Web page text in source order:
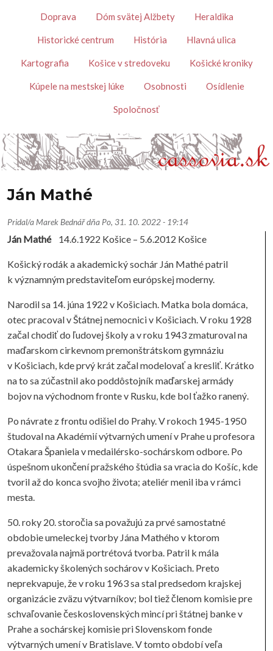
TémyDoprava Dóm svätej Alžbety Heraldika
Historické centrum História Hlavná ulica
Kartografia Košice v stredoveku Košické kroniky
Kúpele na mestskej lúke Osobnosti Osídlenie
Spoločnosť
Ján Mathé
Pridal/a Marek Bednářdňa Po, 31. 10. 2022 - 19:14
Ján Mathé 14.6.1922 Košice – 5.6.2012 Košice
Košický rodák a akademický sochár Ján Mathé patril
k významným predstaviteľom európskej moderny.
Narodil sa 14. júna 1922 v Košiciach. Matka bola domáca,
otec pracoval v Štátnej nemocnici v Košiciach. V roku 1928
začal chodiť do ľudovej školy a v roku 1943 zmaturoval na
maďarskom cirkevnom premonštrátskom gymnáziu
v Košiciach, kde prvý krát začal modelovať a kresliť. Krátko
na to sa zúčastnil ako poddôstojník maďarskej armády
bojov na východnom fronte v Rusku, kde bol ťažko ranený.
Po návrate z frontu odišiel do Prahy. V rokoch 1945-1950
študoval na Akadémií výtvarných umení v Prahe u profesora
Otakara Španiela v medailérsko-sochárskom odbore. Po
úspešnom ukončení pražského štúdia sa vracia do Košíc, kde
tvoril až do konca svojho života; ateliér menil iba v rámci
mesta.
50. roky 20. storočia sa považujú za prvé samostatné
obdobie umeleckej tvorby Jána Mathého v ktorom
prevažovala najmä portrétová tvorba. Patril k mála
akademicky školených sochárov v Košiciach. Preto
neprekvapuje, že v roku 1963 sa stal predsedom krajskej
organizácie zväzu výtvarníkov; bol tiež členom komisie pre
schvaľovanie československých mincí pri štátnej banke v
Prahe a sochárskej komisie pri Slovenskom fonde
výtvarných umení v Bratislave. V tomto období veľa